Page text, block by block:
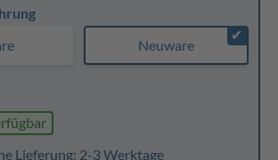
✔
Neuware
Lieferung: 2-3 Werktage